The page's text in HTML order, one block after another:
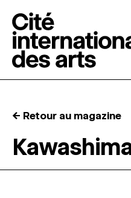
RÉSIDENCES ↓
← Retour au magazine